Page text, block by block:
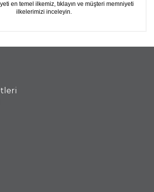
en temel ilkemiz, tıklayın ve müşteri memniyeti
ilkelerimizi inceleyin.